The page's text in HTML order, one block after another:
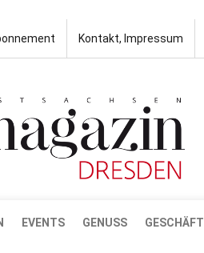
Kontakt, Impressum
EVENTS GENUSS GESCHÄFT